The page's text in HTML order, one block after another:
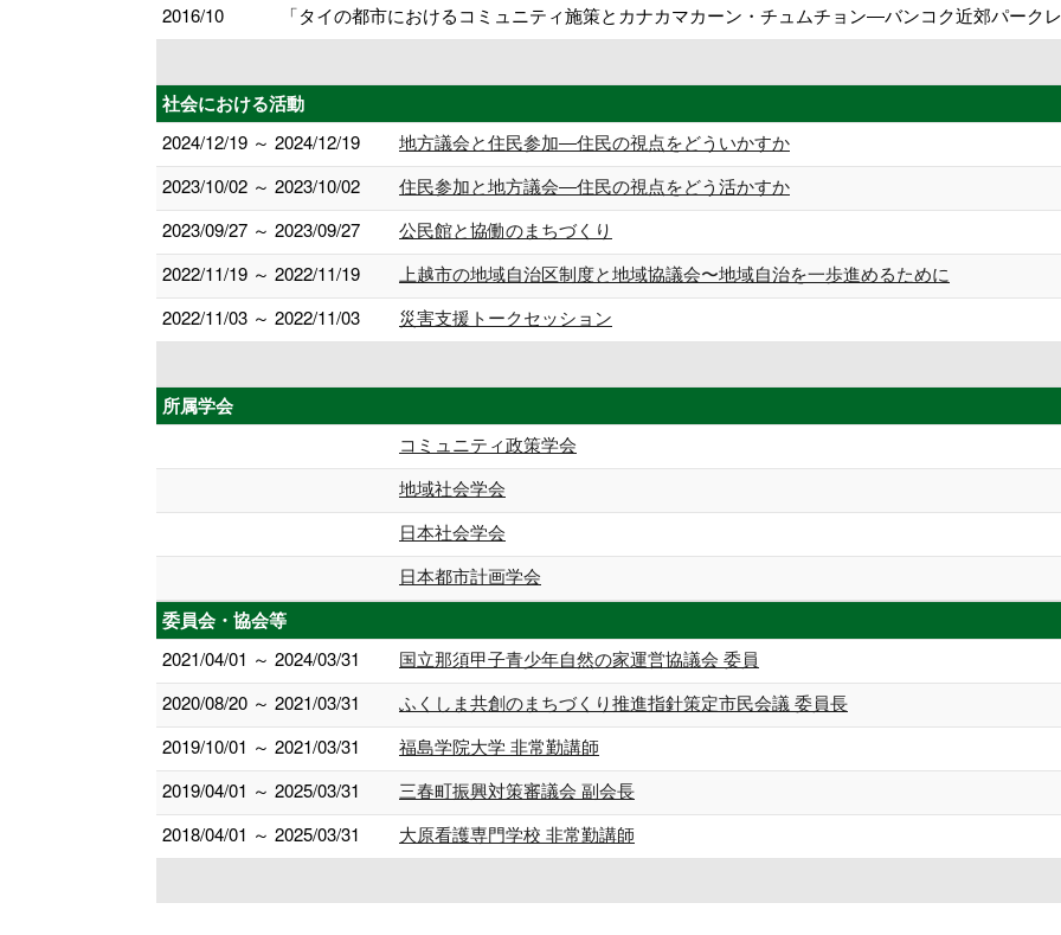
2016/10
「タイの都市におけるコミュニティ施策とカナカマカーン・チュムチョン―バンコク近郊パーク
社会における活動
2024/12/19 ～ 2024/12/19
地方議会と住民参加―住民の視点をどういかすか
2023/10/02 ～ 2023/10/02
住民参加と地方議会―住民の視点をどう活かすか
2023/09/27 ～ 2023/09/27
公民館と協働のまちづくり
2022/11/19 ～ 2022/11/19
上越市の地域自治区制度と地域協議会〜地域自治を一歩進めるために
2022/11/03 ～ 2022/11/03
災害支援トークセッション
所属学会
コミュニティ政策学会
地域社会学会
日本社会学会
日本都市計画学会
委員会・協会等
2021/04/01 ～ 2024/03/31
国立那須甲子青少年自然の家運営協議会 委員
2020/08/20 ～ 2021/03/31
ふくしま共創のまちづくり推進指針策定市民会議 委員長
2019/10/01 ～ 2021/03/31
福島学院大学 非常勤講師
2019/04/01 ～ 2025/03/31
三春町振興対策審議会 副会長
2018/04/01 ～ 2025/03/31
大原看護専門学校 非常勤講師